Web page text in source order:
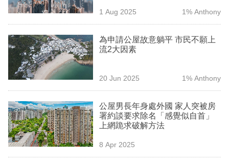
生
時
事
欄
訂
閱
1 Aug 2025 1% Anthony
為申請公屋故意躺平 市民不願上
流2大因素
20 Jun 2025 1% Anthony
公屋男長年身處外國 家人突被房
署約談要求除名「感覺似自首」
上網跪求破解方法
8 Apr 2025